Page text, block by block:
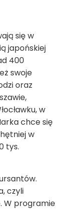
się w
japońskiej
400
swoje
oraz
w
chce się
w
tys.
czyli
W programie